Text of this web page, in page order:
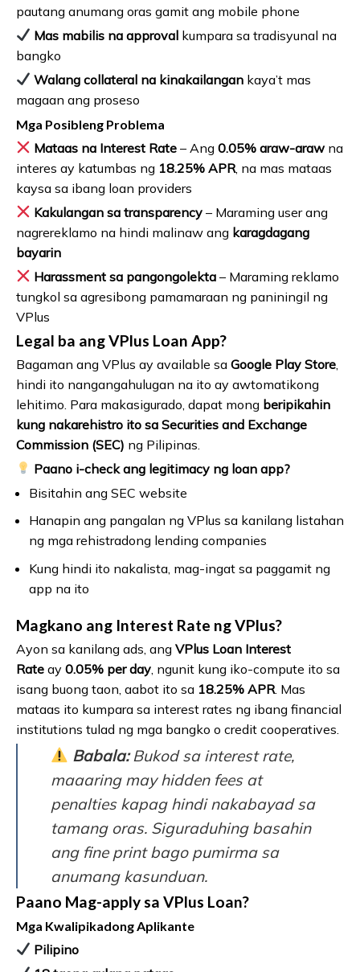
pautang anumang oras gamit ang mobile phone
Mas mabilis na approval kumpara sa tradisyunal na
bangko
Walang collateral na kinakailangan kaya’t mas
magaan ang proseso
Mga Posibleng Problema
Mataas na Interest Rate – Ang0.05% araw-araw na
interes ay katumbas ng 18.25% APR , na mas mataas
kaysa sa ibang loan providers
Kakulangan sa transparency – Maraming user ang
nagrereklamo na hindi malinaw ang karagdagang
bayarin
Harassment sa pangongolekta – Maraming reklamo
tungkol sa agresibong pamamaraan ng paniningil ng
VPlus
Legal ba ang VPlus Loan App?
Bagaman ang VPlus ay available sa Google Play Store
hindi ito nangangahulugan na ito ay awtomatikong
lehitimo. Para makasigurado, dapat mong beripikahin
kung nakarehistro ito sa Securities and Exchange
Commission (SEC) ng Pilipinas.
Paano i-check ang legitimacy ng loan app?
Bisitahin ang SEC website
Hanapin ang pangalan ng VPlus sa kanilang listahan
ng mga rehistradong lending companies
Kung hindi ito nakalista, mag-ingat sa paggamit ng
app na ito
Magkano ang Interest Rate ng VPlus?
Ayon sa kanilang ads, ang VPlus Loan Interest
Rate ay 0.05% per day , ngunit kung iko-compute ito sa
isang buong taon, aabot ito sa 18.25% APR . Mas
mataas ito kumpara sa interest rates ng ibang financial
institutions tulad ng mga bangko o credit cooperatives.
Babala:Bukod sa interest rate,
maaaring may hidden fees at
penalties kapag hindi nakabayad sa
tamang oras. Siguraduhing basahin
ang fine print bago pumirma sa
anumang kasunduan.
Paano Mag-apply sa VPlus Loan?
Mga Kwalipikadong Aplikante
Pilipino